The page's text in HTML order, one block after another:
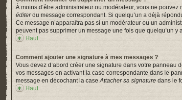
À moins d’être administrateur ou modérateur, vous ne
éditerdu message correspondant. Si quelqu’un a déjà
Ce message n’apparaîtra pas si un modérateur ou un
peuvent pas supprimer un message une fois que quelqu’un y
Haut
Comment ajouter une signature à mes messages ?
Vous devez d’abord créer une signature dans votre panneau
vos messages en activant la case correspondante dans le
message en décochant la caseAttacher sa signature dans le
Haut